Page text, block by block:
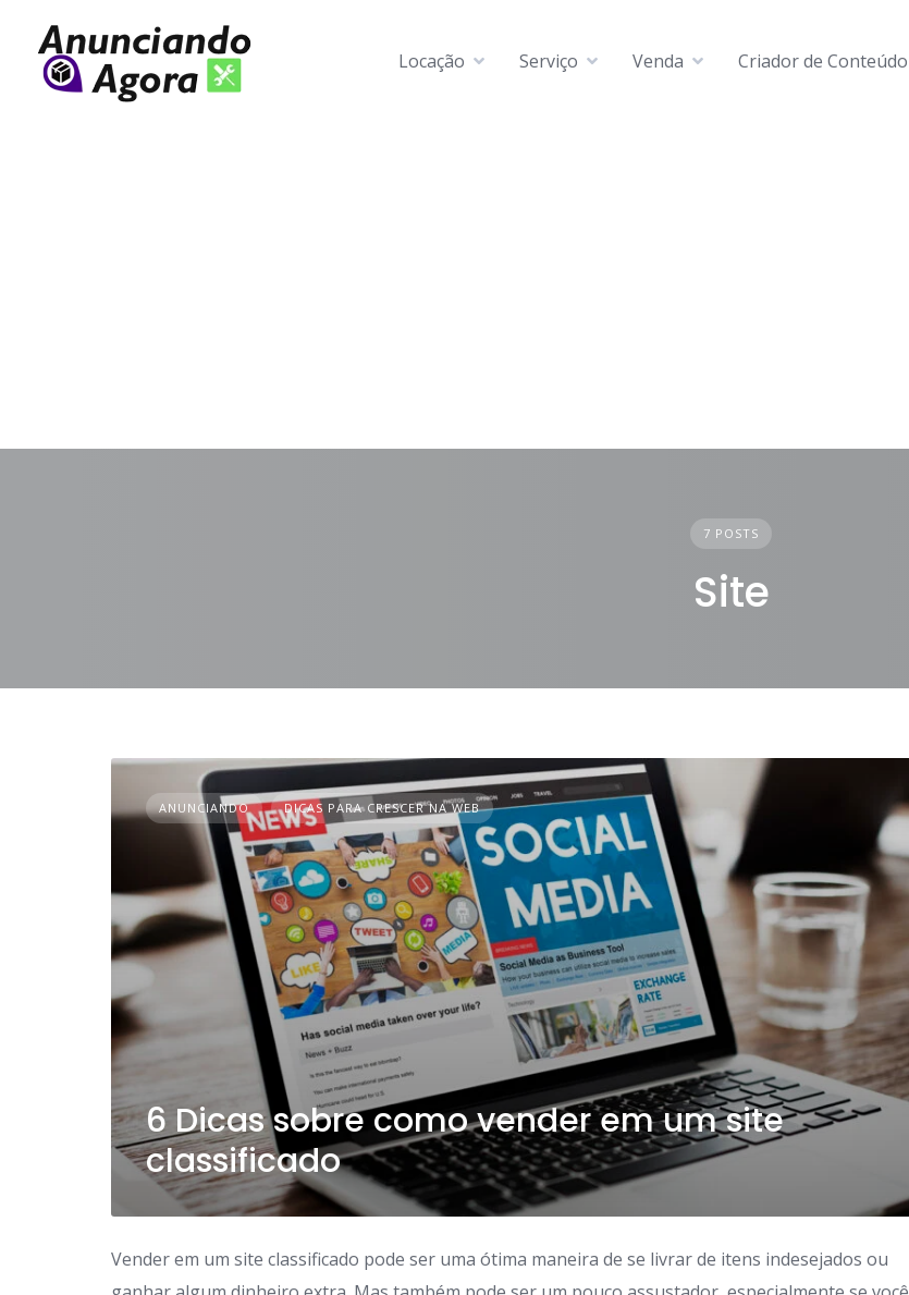
Locação Serviço Venda Criador de Conteúdo
7 POSTS
Site
ANUNCIANDO DICAS PARA CRESCER NA WEB
6 Dicas sobre como vender em um site
classificado
Vender em um site classificado pode ser uma ótima maneira de se livrar de itens indesejados ou